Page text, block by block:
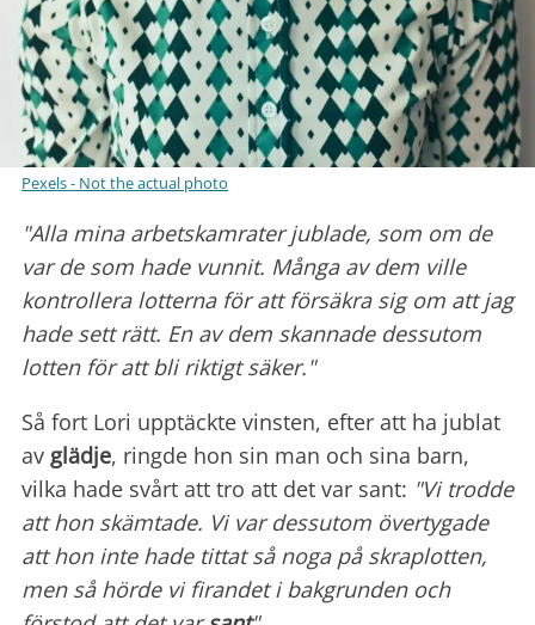
Pexels - Not the actual photo
"Alla mina arbetskamrater jublade, som om de
var de som hade vunnit. Många av dem ville
kontrollera lotterna för att försäkra sig om att jag
hade sett rätt. En av dem skannade dessutom
lotten för att bli riktigt säker."
Så fort Lori upptäckte vinsten, efter att ha jublat
av glädje, ringde hon sin man och sina barn,
vilka hade svårt att tro att det var sant: "Vi trodde
att hon skämtade. Vi var dessutom övertygade
att hon inte hade tittat så noga på skraplotten,
men så hörde vi firandet i bakgrunden och